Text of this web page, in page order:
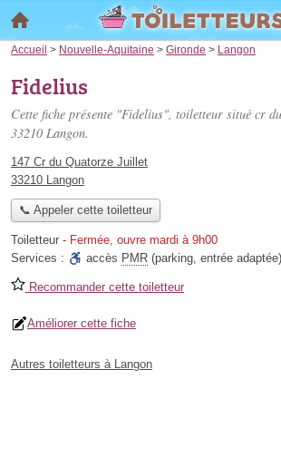
Accueil > Nouvelle-Aquitaine > Gironde > Langon
Fidelius
Cette fiche présente "Fidelius", toiletteur situé cr
33210 Langon.
147 Cr du Quatorze Juillet
33210 Langon
📞 Appeler cette toiletteur
Toiletteur - Fermée, ouvre mardi à 9h00
Services :
accès PMR (parking, entrée adaptée)
Recommander cette toiletteur
Améliorer cette fiche
Autres toiletteurs à Langon